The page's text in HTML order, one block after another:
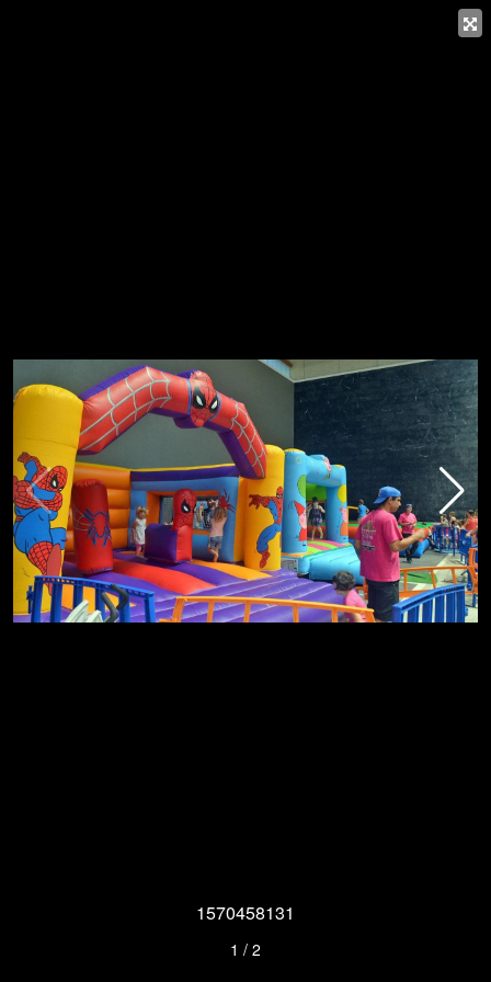
1570458131
1 / 2